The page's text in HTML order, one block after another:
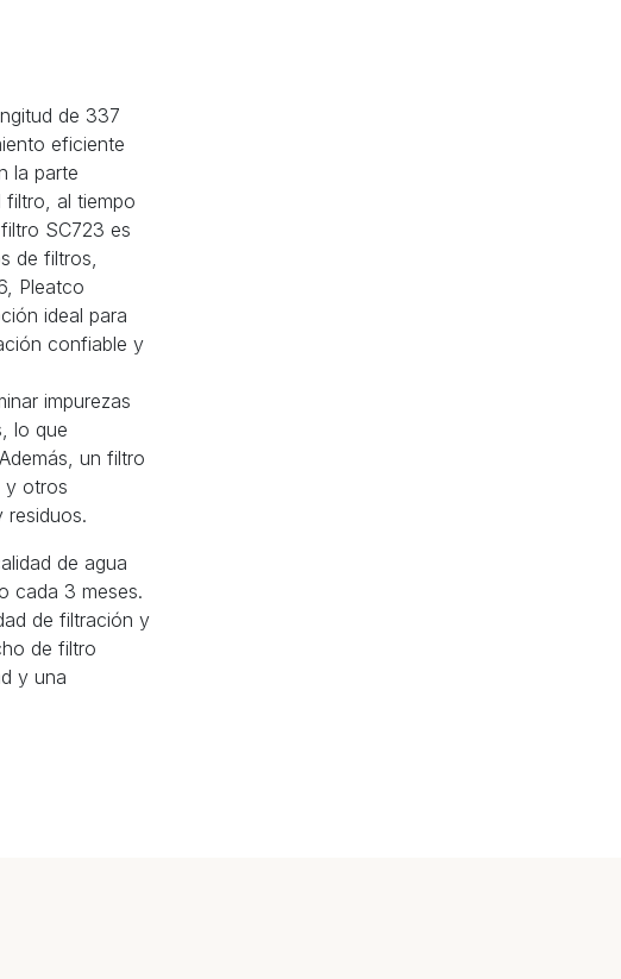
de 337
eficiente
la parte
al tiempo
SC723 es
de filtros,
Pleatco
ideal para
confiable y
impurezas
lo que
un filtro
y otros
residuos.
de agua
cada 3 meses.
de filtración y
de filtro
y una